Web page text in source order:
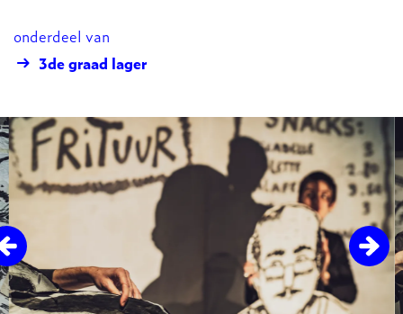
onderdeel van
3de graad lager
Overslaan